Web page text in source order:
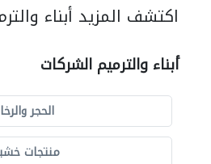
اكتشف المزيد أبناء
أبناء والترميم الشركات
الحجر
منتجات